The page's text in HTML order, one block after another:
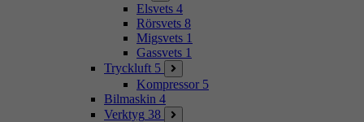
Elsvets 4
Rörsvets 8
Migsvets 1
Gassvets 1
Tryckluft 5
Kompressor 5
Bilmaskin 4
Verktyg 38